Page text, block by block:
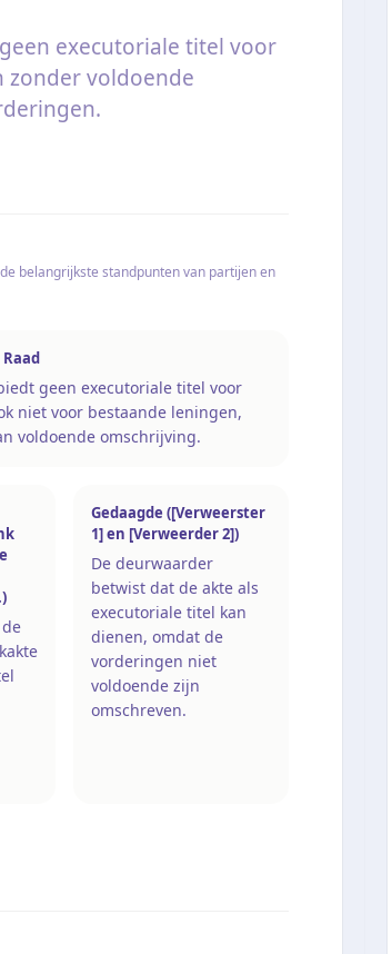
executoriale titel voor
voldoende
belangrijkste standpunten van partijen en
geen executoriale titel voor
niet voor bestaande leningen,
voldoende omschrijving.
Gedaagde ([Verweerster
1] en [Verweerder 2])
De deurwaarder
betwist dat de akte als
executoriale titel kan
dienen, omdat de
vorderingen niet
voldoende zijn
omschreven.